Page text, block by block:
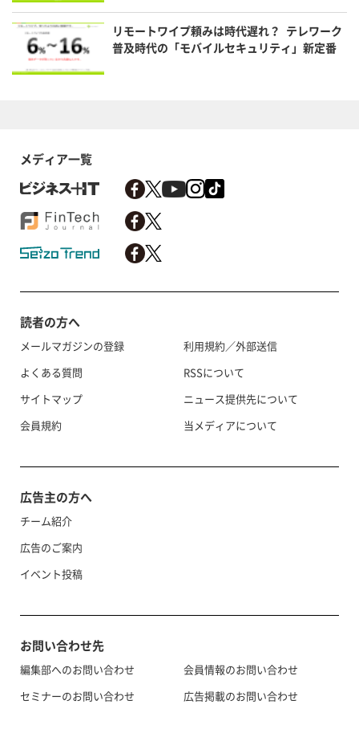
リモートワイプ頼みは時代遅れ？ テレワーク
普及時代の「モバイルセキュリティ」新定番
メディア一覧
読者の方へ
メールマガジンの登録
よくある質問
サイトマップ
会員規約
利用規約／外部送信
RSSについて
ニュース提供先について
当メディアについて
広告主の方へ
チーム紹介
広告のご案内
イベント投稿
お問い合わせ先
編集部へのお問い合わせ
セミナーのお問い合わせ
会員情報のお問い合わせ
広告掲載のお問い合わせ